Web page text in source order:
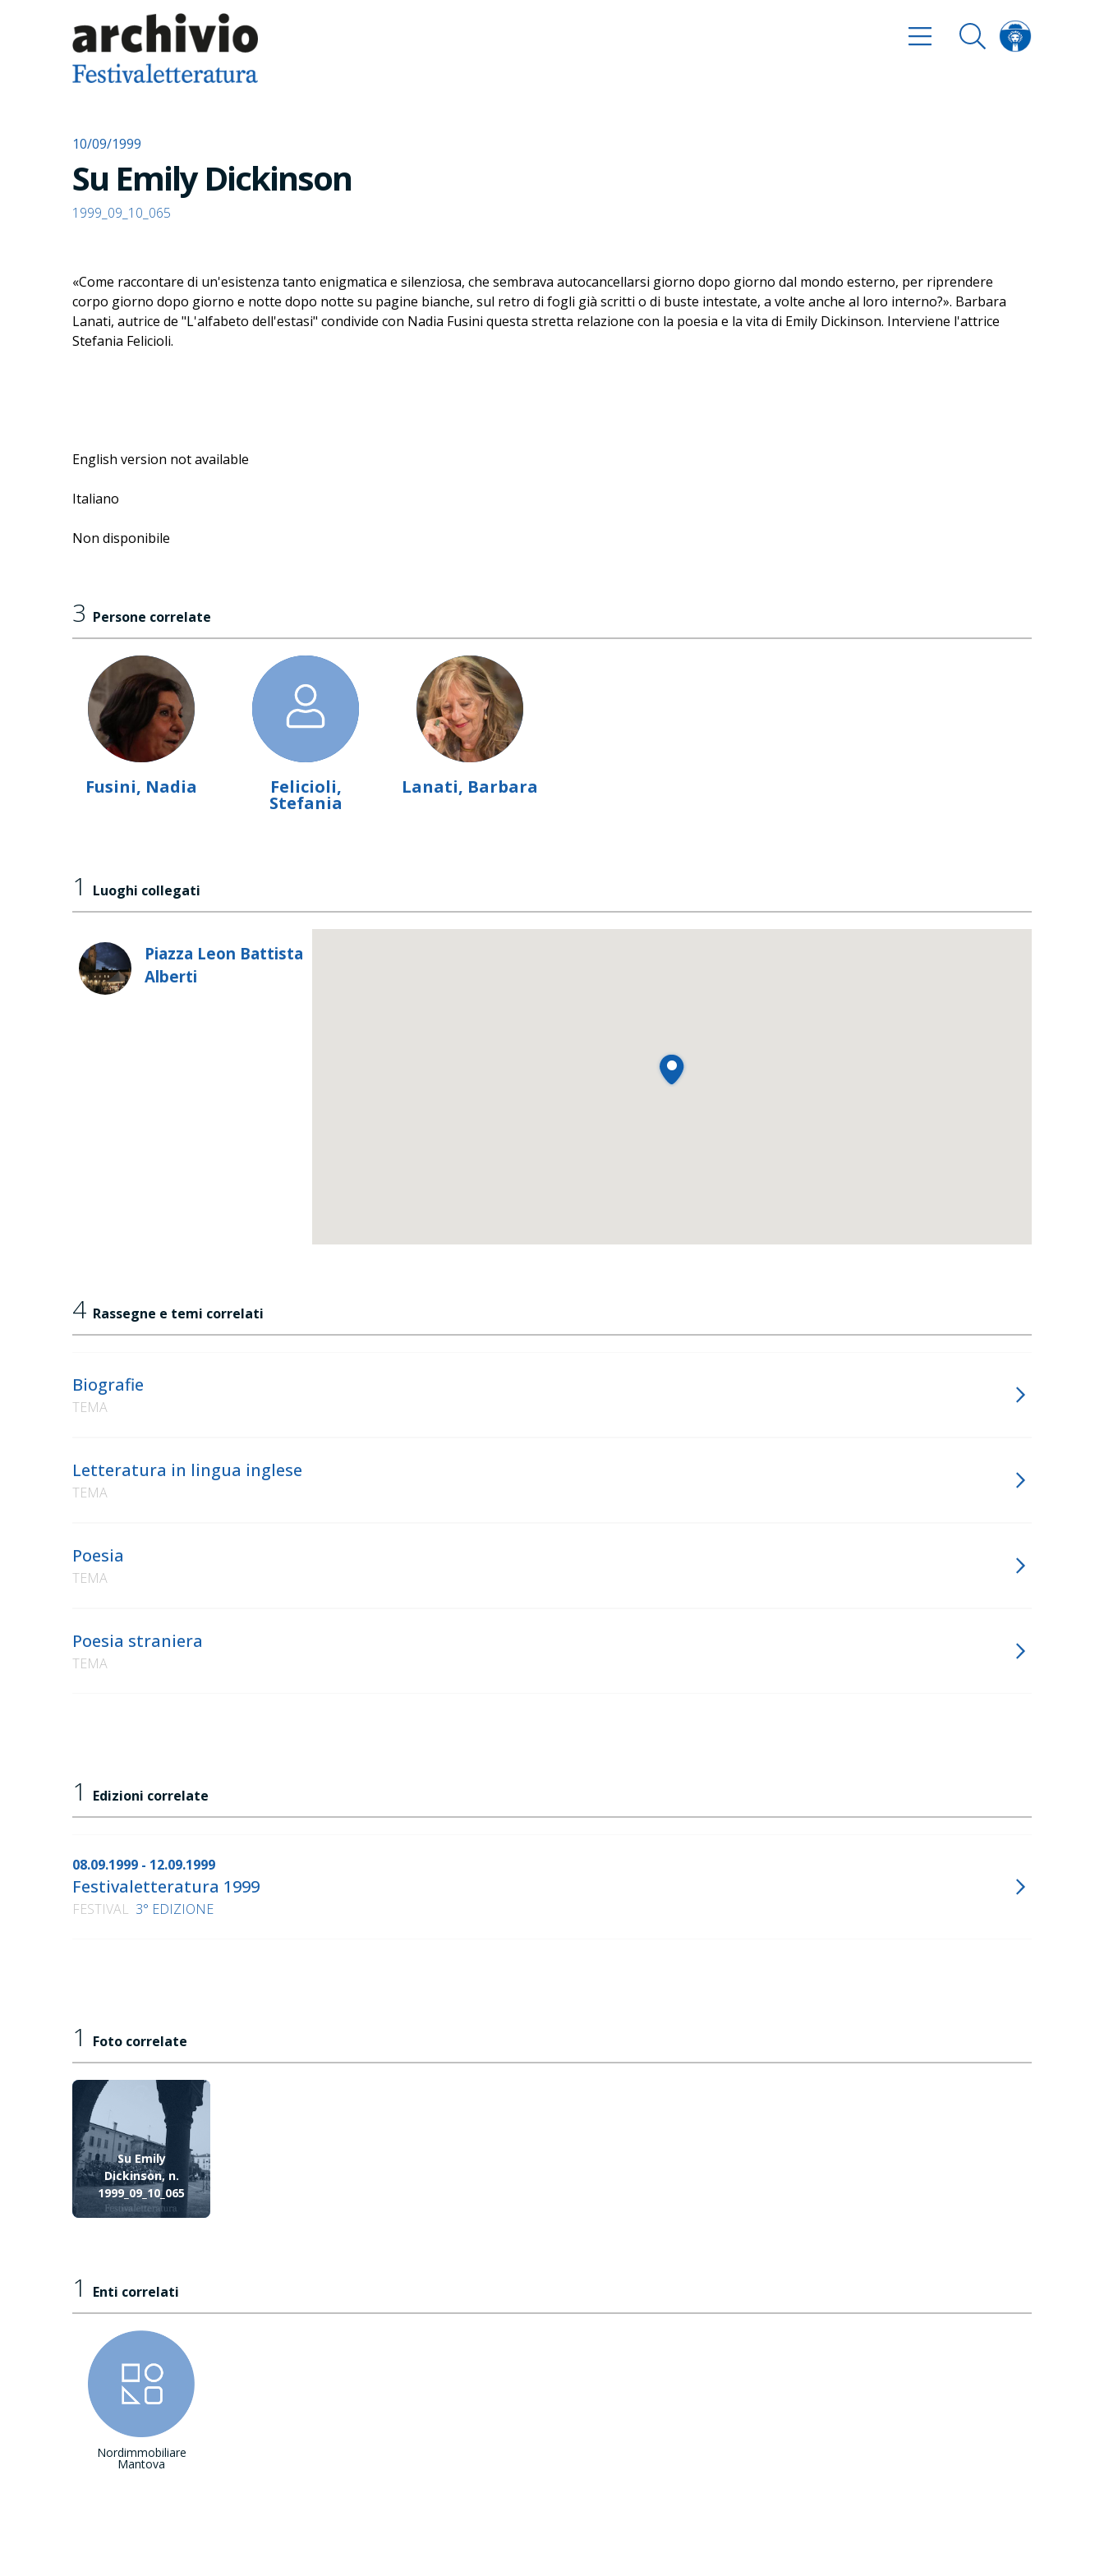
10/09/1999
Su Emily Dickinson
1999_09_10_065
«Come raccontare di un'esistenza tanto enigmatica e silenziosa, che sembrava autocancellarsi giorno dopo giorno dal mondo esterno, per riprendere
corpo giorno dopo giorno e notte dopo notte su pagine bianche, sul retro di fogli già scritti o di buste intestate, a volte anche al loro interno?». Barbara
Lanati, autrice de "L'alfabeto dell'estasi" condivide con Nadia Fusini questa stretta relazione con la poesia e la vita di Emily Dickinson. Interviene l'attrice
Stefania Felicioli.
English version not available
Italiano
Non disponibile
3 Persone correlate
Fusini, Nadia Felicioli,
Stefania
Lanati, Barbara
1 Luoghi collegati
Piazza Leon Battista
Alberti
4 Rassegne e temi correlati
Biografie
TEMA
Letteratura in lingua inglese
TEMA
Poesia
TEMA
Poesia straniera
TEMA
1 Edizioni correlate
08.09.1999 - 12.09.1999
Festivaletteratura 1999
FESTIVAL 3° EDIZIONE
1 Foto correlate
Su Emily
Dickinson, n.
1999_09_10_065
1 Enti correlati
Nordimmobiliare
Mantova